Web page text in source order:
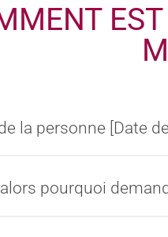
la personne [Date
pourquoi